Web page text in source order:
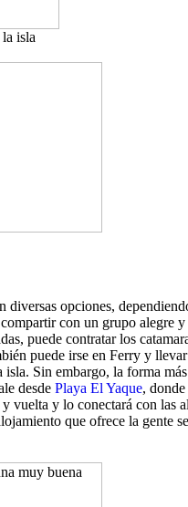
isla
diversas opciones,
con un grupo alegre
puede contratar los
puede irse en Ferry y
isla. Sin embargo, la forma
desde Playa El Yaque,
vuelta y lo conectará con las
que ofrece la gente